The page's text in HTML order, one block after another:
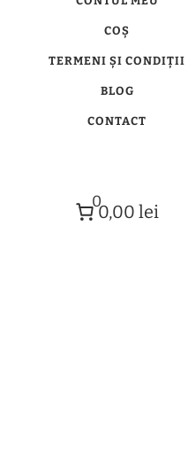
COȘ
TERMENI ȘI CONDIȚII
BLOG
CONTACT
0
0,00 lei